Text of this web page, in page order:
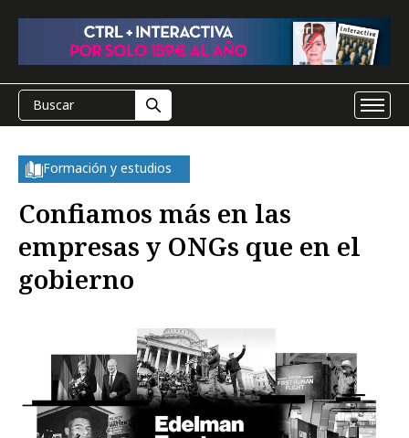
Formación y estudios
Confiamos más en las
empresas y ONGs que en el
gobierno